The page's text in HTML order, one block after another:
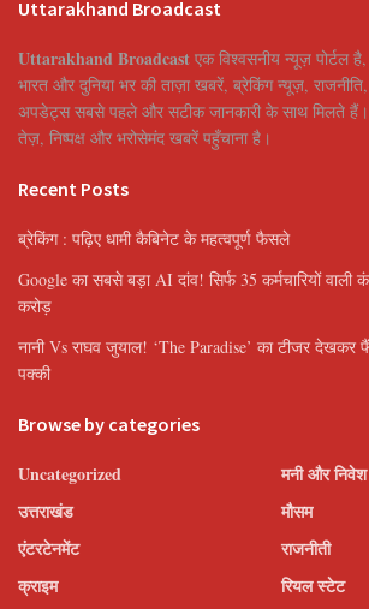
Uttarakhand Broadcast
Uttarakhand Broadcast एक विश्वसनीय न्यूज़ पोर्टल
भारत और दुनिया भर की ताज़ा खबरें, ब्रेकिंग न्यूज़,
अपडेट्स सबसे पहले और सटीक जानकारी के साथ मिलते हैं।
तेज़, निष्पक्ष और भरोसेमंद खबरें पहुँचाना है।
Recent Posts
ब्रेकिंग : पढ़िए धामी कैबिनेट के महत्वपूर्ण फैसले
Google का सबसे बड़ा AI दांव! सिर्फ 35 कर्मचारियों वाली
करोड़
नानी Vs राघव जुयाल! ‘The Paradise’ का टीजर देखकर
पक्की
Browse by categories
Uncategorized
उत्तराखंड
एंटरटेनमेंट
क्राइम
मनी और निवेश
मौसम
राजनीती
रियल स्टेट